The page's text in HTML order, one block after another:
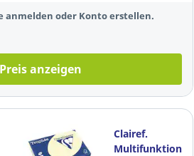
anmelden oder Konto erstellen.
Preis anzeigen
Clairef.